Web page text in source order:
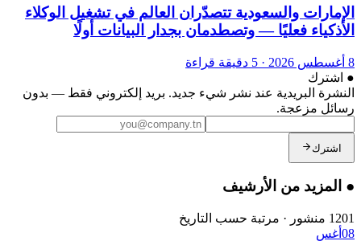
الإمارات والسعودية تتصدّران العالم في تشغيل الوكلاء
الأذكياء فعليًا — وتصطدمان بجدار البيانات أولًا
· 5 دقيقة قراءة
●اشترك
النشرة البريدية عند نشر شيء جديد. بريد إلكتروني فقط — بدون
رسائل مزعجة.
اشترك
●المزيد من الأرشيف
1201 منشور· مرتبة حسب التاريخ
08أغس